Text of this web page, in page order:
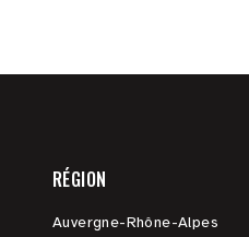
RÉGION
Auvergne-Rhône-Alpes